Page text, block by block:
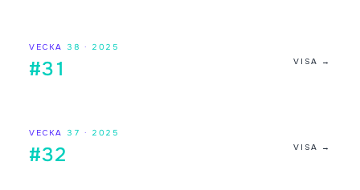
VECKA 38 · 2025
#31 VISA →
VECKA 37 · 2025
#32 VISA →